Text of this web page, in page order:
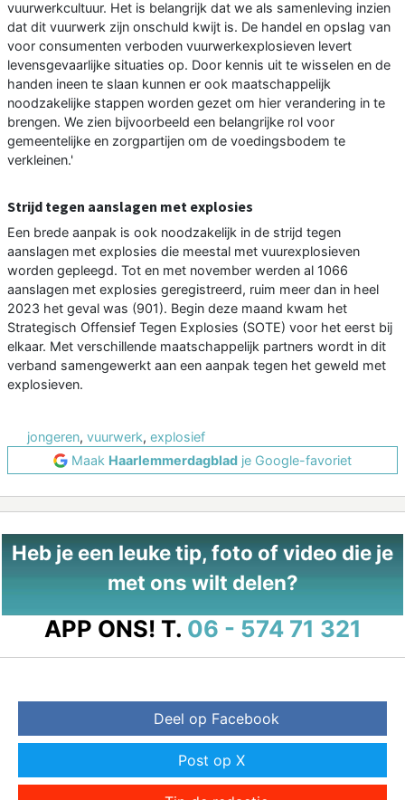
vuurwerkcultuur. Het is belangrijk dat we als samenleving inzien
dat dit vuurwerk zijn onschuld kwijt is. De handel en opslag van
voor consumenten verboden vuurwerkexplosieven levert
levensgevaarlijke situaties op. Door kennis uit te wisselen en de
handen ineen te slaan kunnen er ook maatschappelijk
noodzakelijke stappen worden gezet om hier verandering in te
brengen. We zien bijvoorbeeld een belangrijke rol voor
gemeentelijke en zorgpartijen om de voedingsbodem te
verkleinen.'
Strijd tegen aanslagen met explosies
Een brede aanpak is ook noodzakelijk in de strijd tegen
aanslagen met explosies die meestal met vuurexplosieven
worden gepleegd. Tot en met november werden al 1066
aanslagen met explosies geregistreerd, ruim meer dan in heel
2023 het geval was (901). Begin deze maand kwam het
Strategisch Offensief Tegen Explosies (SOTE) voor het eerst bij
elkaar. Met verschillende maatschappelijk partners wordt in dit
verband samengewerkt aan een aanpak tegen het geweld met
explosieven.
jongeren, vuurwerk, explosief
Maak Haarlemmerdagblad je Google-favoriet
Heb je een leuke tip, foto of video die je
met ons wilt delen?
APP ONS! T. 06 - 574 71 321
Deel op Facebook
Post op X